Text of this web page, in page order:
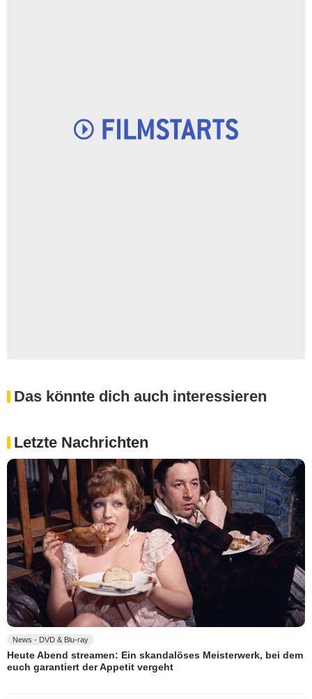
Das könnte dich auch interessieren
Letzte Nachrichten
News - DVD & Blu-ray
Heute Abend streamen: Ein skandalöses Meisterwerk, bei dem
euch garantiert der Appetit vergeht